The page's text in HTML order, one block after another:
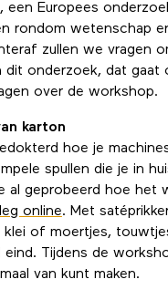
een Europees
rondom wetenschap
zullen we vragen
dit onderzoek, dat gaat
over de workshop.
karton
hoe je
spullen die je in
al geprobeerd hoe het
online. Met
klei of moertjes,
eind. Tijdens de
van kunt maken.